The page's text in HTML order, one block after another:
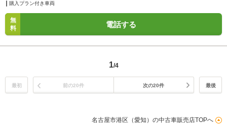
購入プラン付き車両
無
料
電話する
1/4
最初 前の20件 次の20件 最後
名古屋市港区（愛知）の中古車販売店TOPへ